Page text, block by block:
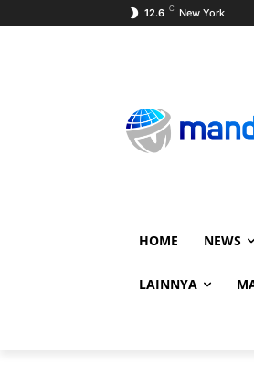
12.6 C New York
HOME NEWS
LAINNYA